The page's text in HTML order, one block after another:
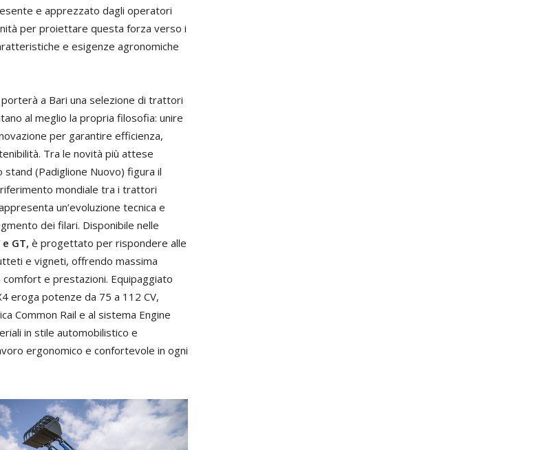
e apprezzato dagli operatori
per proiettare questa forza verso i
e esigenze agronomiche
a Bari una selezione di trattori
al meglio la propria filosofia: unire
per garantire efficienza,
Tra le novità più attese
stand (Padiglione Nuovo) figura il
mondiale tra i trattori
un’evoluzione tecnica e
dei filari. Disponibile nelle
e GT, è progettato per rispondere alle
e vigneti, offrendo massima
comfort e prestazioni. Equipaggiato
eroga potenze da 75 a 112 CV,
Common Rail e al sistema Engine
in stile automobilistico e
ergonomico e confortevole in ogni